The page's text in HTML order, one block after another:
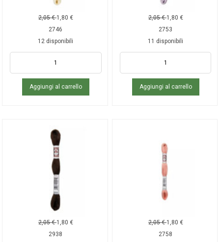
2,05€ 1,80 €
2746
12 disponibili
Aggiungi al carrello
2,05€ 1,80 €
2753
11 disponibili
Aggiungi al carrello
2,05€ 1,80 €
2938
2,05€ 1,80 €
2758